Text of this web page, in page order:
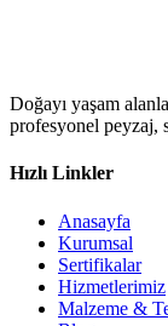
Doğayı yaşam
profesyonel peyzaj,
Hızlı Linkler
Anasayfa
Kurumsal
Sertifikalar
Hizmetlerimiz
Malzeme &